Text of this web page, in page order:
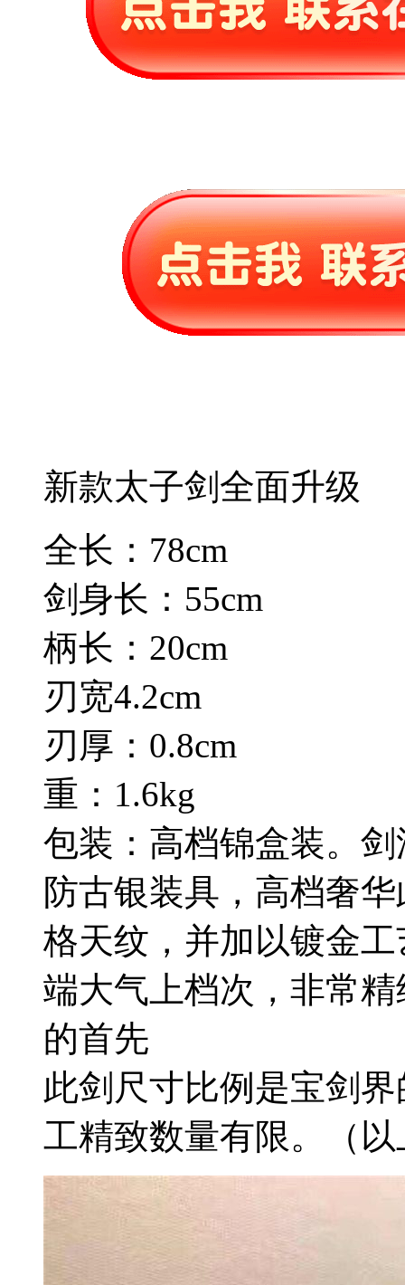
新款太子剑全面升级
全长：78cm
剑身长：55cm
柄长：20cm
刃宽4.2cm
刃厚：0.8cm
重：1.6kg
包装：高档锦盒装。剑
防古银装具，高档奢
格天纹，并加以镀金
端大气上档次，非常
的首先
此剑尺寸比例是宝剑
工精致数量有限。（